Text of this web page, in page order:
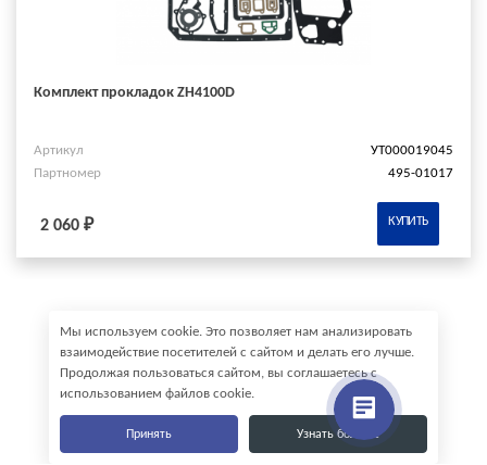
Комплект прокладок ZH4100D
Артикул
УТ000019045
Партномер
495-01017
2 060 ₽ КУПИТЬ
Мы используем cookie. Это позволяет нам анализировать
взаимодействие посетителей с сайтом и делать его лучше.
Продолжая пользоваться сайтом, вы соглашаетесь с
использованием файлов cookie.
Принять Узнать больше